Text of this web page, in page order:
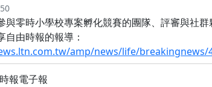
與零時小學校專案孵化競賽的團隊、評審與社群
自由時報的報導：
amp/news/life/breakingnews/
報電子報